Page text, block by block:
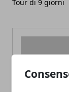
Tour di 9 giorni